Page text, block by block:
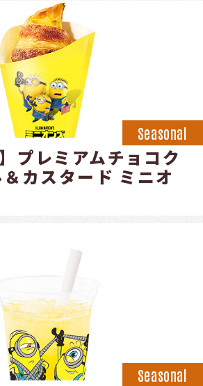
Seasonal
プレミアムチョコク
カスタード ミニオ
Seasonal